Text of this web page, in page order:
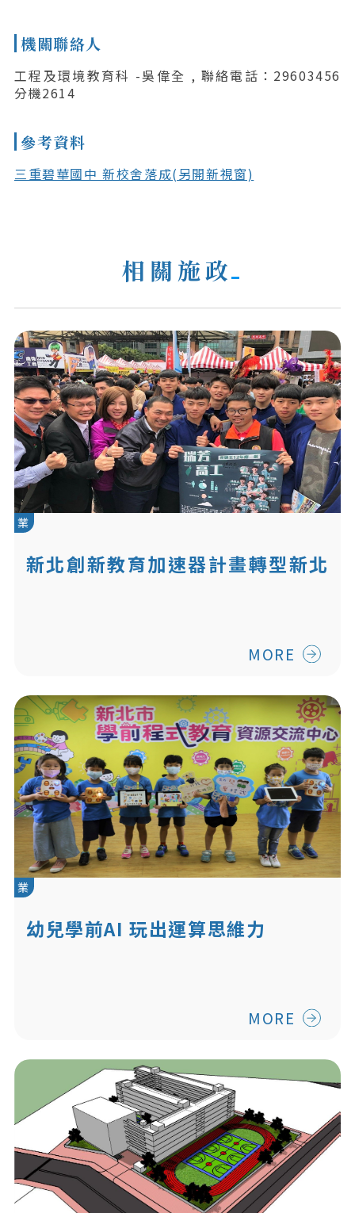
機關聯絡人
工程及環境教育科 -吳偉全 , 聯絡電話：29603456
分機2614
參考資料
三重碧華國中 新校舍落成(另開新視窗)
相關施政
業
新北創新教育加速器計畫轉型新北
MORE
業
幼兒學前AI 玩出運算思維力
MORE